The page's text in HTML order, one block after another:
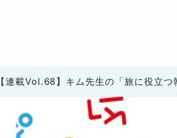
【連載Vol.68】キム先生の「旅に役立